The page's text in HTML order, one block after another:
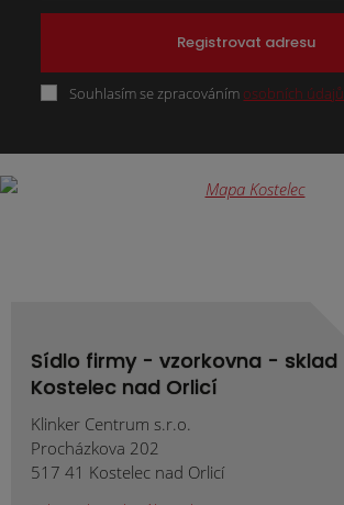
Registrovat adresu
Souhlasím se zpracováním osobních údajů
Sídlo firmy - vzorkovna - sklad
Kostelec nad Orlicí
Klinker Centrum s.r.o.
Procházkova 202
517 41 Kostelec nad Orlicí